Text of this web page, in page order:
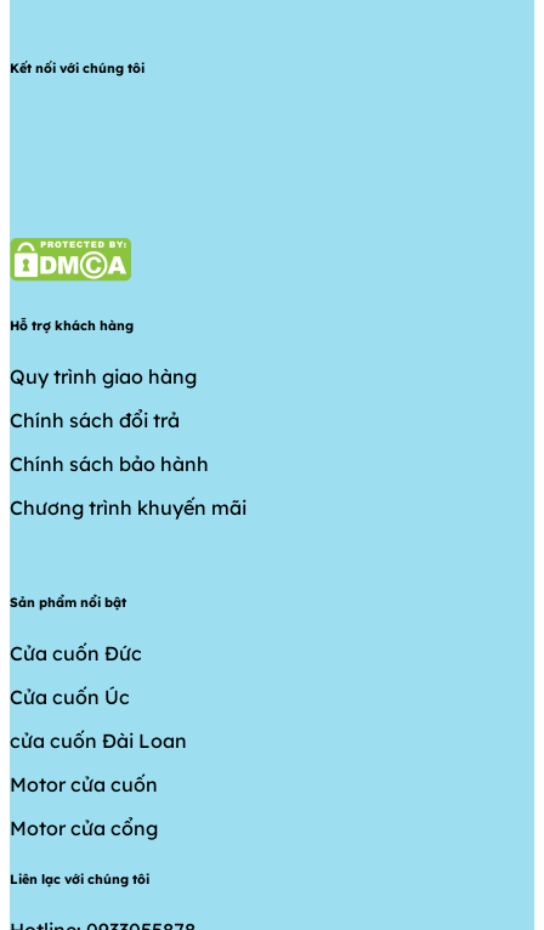
Kết nối với chúng tôi
Hỗ trợ khách hàng
Quy trình giao hàng
Chính sách đổi trả
Chính sách bảo hành
Chương trình khuyến mãi
Sản phẩm nổi bật
Cửa cuốn Đức
Cửa cuốn Úc
cửa cuốn Đài Loan
Motor cửa cuốn
Motor cửa cổng
Liên lạc với chúng tôi